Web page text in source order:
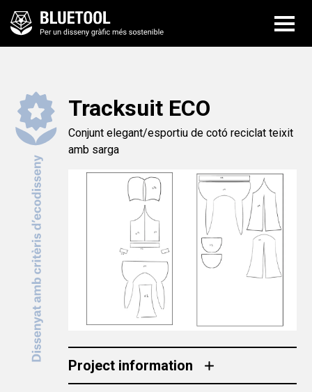
Tracksuit ECO
Conjunt elegant/esportiu de cotó reciclat teixit
amb sarga
Project information